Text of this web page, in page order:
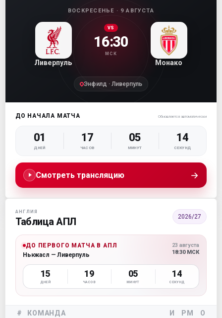
ВОСКРЕСЕНЬЕ · 9 АВГУСТА
Ливерпуль
VS
16:30
МСК
Монако
Энфилд · Ливерпуль
ДО НАЧАЛА МАТЧА Обновляется автоматически
01
ДНЕЙ
17
ЧАСОВ
05
МИНУТ
13
СЕКУНД
Смотреть трансляцию →
АНГЛИЯ
Таблица АПЛ 2026/27
ДО ПЕРВОГО МАТЧА В АПЛ
Ньюкасл — Ливерпуль
23 августа
18:30 МСК
15
ДНЕЙ
19
ЧАСОВ
05
МИНУТ
13
СЕКУНД
# КОМАНДА И РМ О